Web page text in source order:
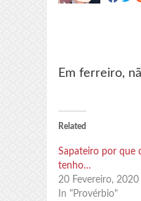
Em ferreiro,
Related
Sapateiro por que
tenho…
20 Fevereiro, 2020
In "Provérbio"